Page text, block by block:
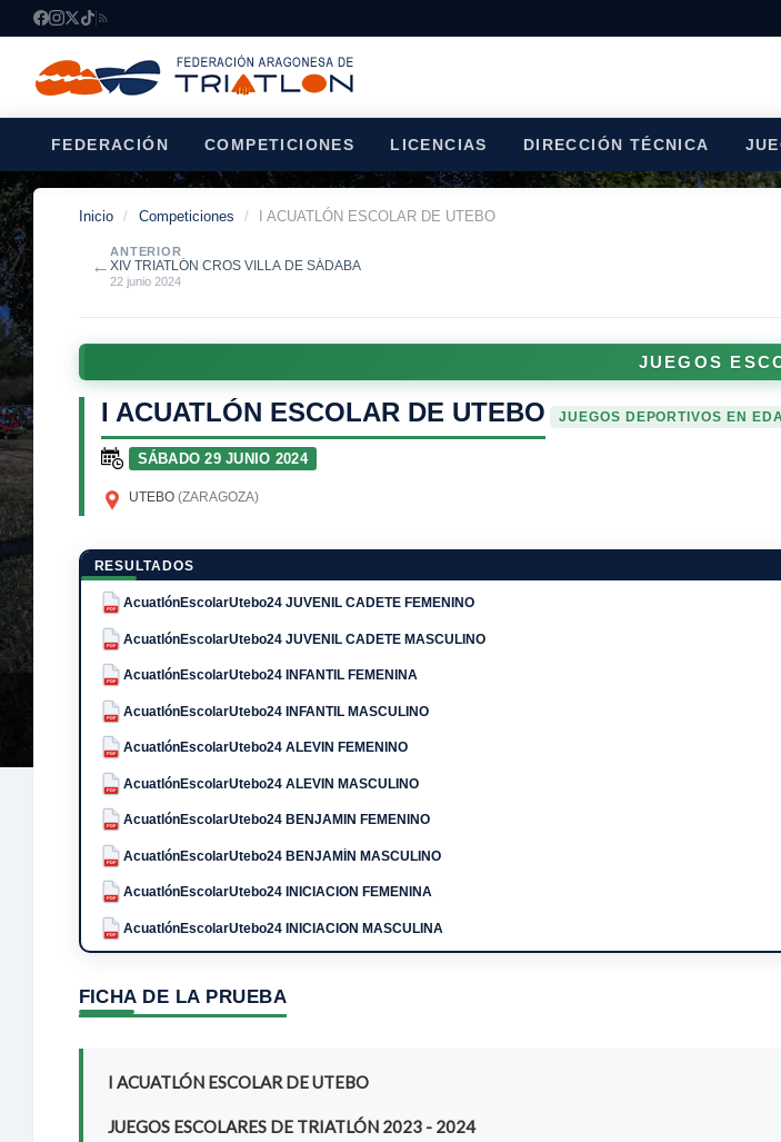
FEDERACIÓN COMPETICIONES LICENCIAS DIRECCIÓN TÉCNICA
Inicio / Competiciones / I ACUATLÓN ESCOLAR DE UTEBO
←
ANTERIOR
XIV TRIATLÓN CROS VILLA DE SÁDABA
22 junio 2024
JUEGOS
I ACUATLÓN ESCOLAR DE UTEBO JUEGOS DEPORTIVOS EN
SÁBADO 29 JUNIO 2024
UTEBO (ZARAGOZA)
RESULTADOS
PDF AcuatlónEscolarUtebo24 JUVENIL CADETE FEMENINO
PDF AcuatlónEscolarUtebo24 JUVENIL CADETE MASCULINO
PDF AcuatlónEscolarUtebo24 INFANTIL FEMENINA
PDF AcuatlónEscolarUtebo24 INFANTIL MASCULINO
PDF AcuatlónEscolarUtebo24 ALEVIN FEMENINO
PDF AcuatlónEscolarUtebo24 ALEVIN MASCULINO
PDF AcuatlónEscolarUtebo24 BENJAMIN FEMENINO
PDF AcuatlónEscolarUtebo24 BENJAMÍN MASCULINO
PDF AcuatlónEscolarUtebo24 INICIACION FEMENINA
PDF AcuatlónEscolarUtebo24 INICIACION MASCULINA
FICHA DE LA PRUEBA
I ACUATLÓN ESCOLAR DE UTEBO
JUEGOS ESCOLARES DE TRIATLÓN 2023 - 2024